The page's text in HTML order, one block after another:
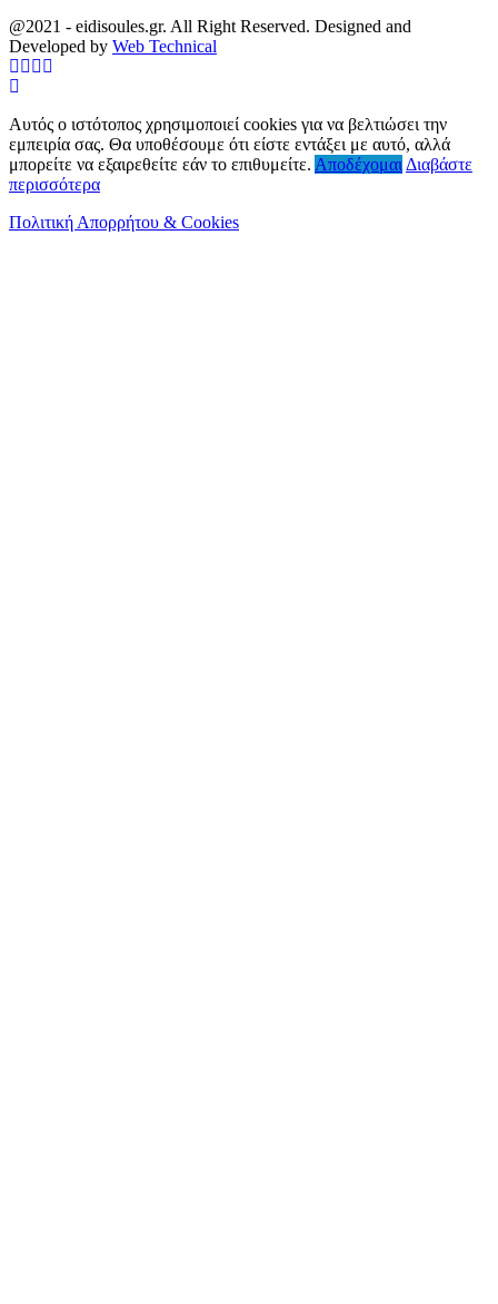
@2021 - eidisoules.gr. All Right Reserved. Designed and
Developed by Web Technical
Facebook
Twitter
Instagram
Αυτός ο ιστότοπος χρησιμοποιεί cookies για να βελτιώσει την
εμπειρία σας. Θα υποθέσουμε ότι είστε εντάξει με αυτό, αλλά
μπορείτε να εξαιρεθείτε εάν το επιθυμείτε. Αποδέχομαι Διαβάστε
περισσότερα
Πολιτική Απορρήτου & Cookies